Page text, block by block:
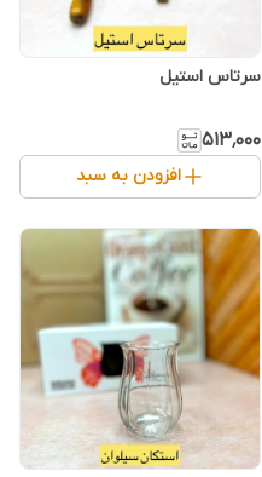
سرتاس استیل
۵۱۳٬۰۰۰
افزودن به سبد